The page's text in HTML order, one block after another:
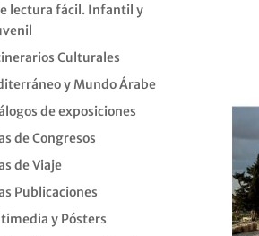
lectura fácil. Infantil y
Culturales
y Mundo Árabe
de exposiciones
de Congresos
de Viaje
Publicaciones
y Pósters